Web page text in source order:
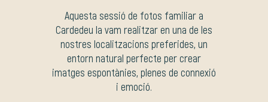
Aquesta sessió de fotos familiar a
Cardedeu la vam realitzar en una de les
nostres localitzacions preferides, un
entorn natural perfecte per crear
imatges espontànies, plenes de connexió
i emoció.